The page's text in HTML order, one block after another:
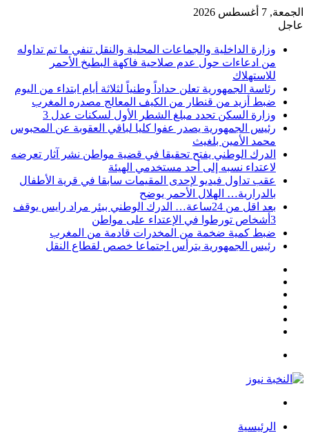
الجمعة, 7 أغسطس 2026
عاجل
وزارة الداخلية والجماعات المحلية والنقل تنفي ما تم تداوله
من ادعاءات حول عدم صلاحية فاكهة البطيخ الأحمر
للاستهلاك
رئاسة الجمهورية تعلن حداداً وطنياً لثلاثة أيام ابتداء من اليوم
ضبط أزيد من قنطار من الكيف المعالج مصدره المغرب
وزارة السكن تحدد مبلغ الشطر الأول لسكنات عدل 3
رئيس الجمهورية يصدر عفوا كليا لباقي العقوبة عن المحبوس
محمد الأمين بلغيث
الدرك الوطني يفتح تحقيقا في قضية مواطن نشر آثار تعرضه
لاعتداء نسبه إلى أحد مستخدمي الهيئة
عقب تداول فيديو لإحدى المقيمات سابقا في قرية الأطفال
بالدرارية… الهلال الأحمر يوضح
بعد اقل من 24ساعة… الدرك الوطني ببئر مراد رايس يوقف
3أشخاص تورطوا في الإعتداء على مواطن
ضبط كمية ضخمة من المخدرات قادمة من المغرب
رئيس الجمهورية يترأس اجتماعا خصص لقطاع النقل
الرئيسية